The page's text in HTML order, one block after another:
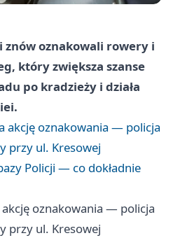
znów oznakowali rowery i
który zwiększa szanse
po kradzieży i działa
akcję oznakowania — policja
przy ul. Kresowej
Policji — co dokładnie
oznakowania — policja
przy ul. Kresowej